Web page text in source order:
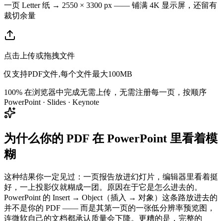
一页 Letter 纸 → 2550 × 3300 px —— 铺满 4K 显示屏，还留有
裁切余量
点击上传或拖拽文件
仅支持PDF文件,每个文件最大100MB
100% 在浏览器中完成无需上传，无需注册每一页，按顺序
PowerPoint · Slides · Keynote
为什么你的 PDF 在 PowerPoint 里看着模
糊
这种结果你一定见过：一页报告放进幻灯片，编辑器里看着挺
好，一上投影仪就糊成一团。原因在于它是怎么进去的。
PowerPoint 的 Insert → Object（插入 → 对象）这条路放进去的
并不是你的 PDF —— 而是其第一页的一张低分辨率预览图，
连微软自己的文档都承认质量会下降。更糟的是，完整的